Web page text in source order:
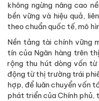
không ngừng nâng cao
bền vững và hiệu quả,
theo chuẩn quốc tế, mô
Nền tảng tài chính vững
tín của Ngân hàng trên
rộng thu hút dòng vốn từ
động từ thị trường trái
hợp, để luân chuyển vốn
phát triển của Chính phủ,